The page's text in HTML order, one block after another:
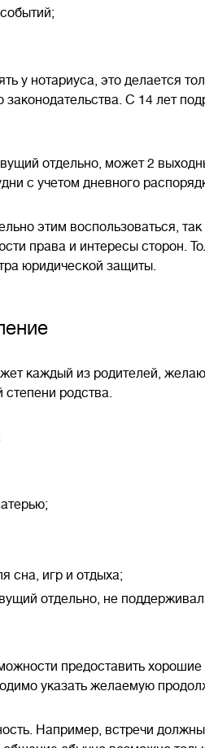
у нотариуса, это делается
С 14 лет
отдельно, может 2
с учетом дневного
этим воспользоваться,
права и интересы сторон.
юридической защиты.
каждый из родителей,
степени родства.
сна, игр и отдыха;
отдельно, не
предоставить
указать желаемую
Например, встречи